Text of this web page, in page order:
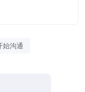
始沟通